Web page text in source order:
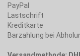
PayPal
Lastschrift
Kreditkarte
Barzahlung bei